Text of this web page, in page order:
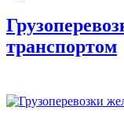
транспортом